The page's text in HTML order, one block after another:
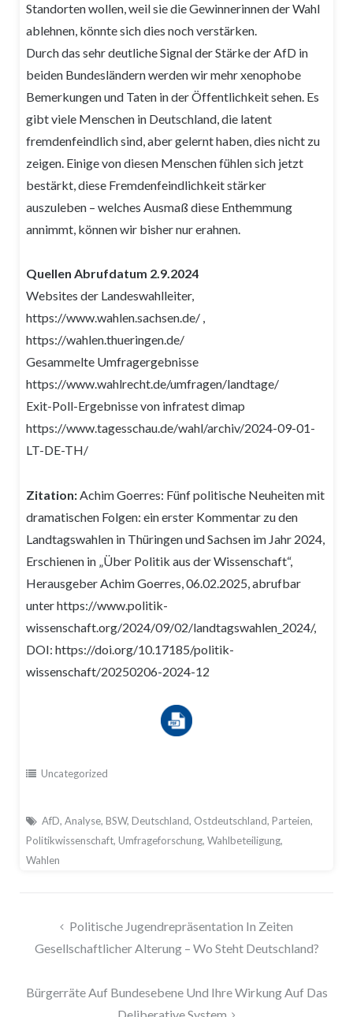
Standorten wollen, weil sie die Gewinnerinnen der Wahl
ablehnen, könnte sich dies noch verstärken.
Durch das sehr deutliche Signal der Stärke der AfD in
beiden Bundesländern werden wir mehr xenophobe
Bemerkungen und Taten in der Öffentlichkeit sehen. Es
gibt viele Menschen in Deutschland, die latent
fremdenfeindlich sind, aber gelernt haben, dies nicht zu
zeigen. Einige von diesen Menschen fühlen sich jetzt
bestärkt, diese Fremdenfeindlichkeit stärker
auszuleben – welches Ausmaß diese Enthemmung
annimmt, können wir bisher nur erahnen.
Quellen Abrufdatum 2.9.2024
Websites der Landeswahlleiter,
https://www.wahlen.sachsen.de/ ,
https://wahlen.thueringen.de/
Gesammelte Umfragergebnisse
https://www.wahlrecht.de/umfragen/landtage/
Exit-Poll-Ergebnisse von infratest dimap
https://www.tagesschau.de/wahl/archiv/2024-09-01-
LT-DE-TH/
Zitation:Achim Goerres: Fünf politische Neuheiten mit
dramatischen Folgen: ein erster Kommentar zu den
Landtagswahlen in Thüringen und Sachsen im Jahr 2024,
Erschienen in „Über Politik aus der Wissenschaft“,
Herausgeber Achim Goerres, 06.02.2025, abrufbar
unter https://www.politik-
wissenschaft.org/2024/09/02/landtagswahlen_2024/,
DOI: https://doi.org/10.17185/politik-
wissenschaft/20250206-2024-12
Uncategorized
AfD, Analyse, BSW, Deutschland, Ostdeutschland, Parteien,
Politikwissenschaft, Umfrageforschung, Wahlbeteiligung,
Wahlen
Beitragsnavigation
Politische Jugendrepräsentation In Zeiten
Gesellschaftlicher Alterung – Wo Steht Deutschland?
Bürgerräte Auf Bundesebene Und Ihre Wirkung Auf Das